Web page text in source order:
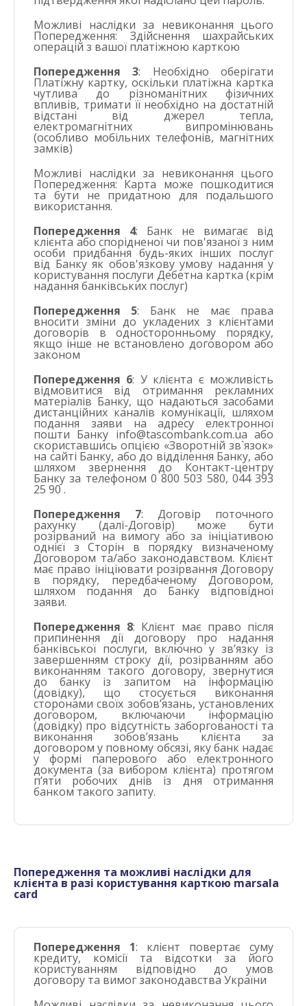
Можливі наслідки за невиконання цього
Попередження: Здійснення шахрайських
операцій з вашої платіжною карткою
Попередження 3: Необхідно оберігати
Платіжну картку, оскільки платіжна картка
чутлива до різноманітних фізичних
впливів, тримати її необхідно на достатній
відстані від джерел тепла,
електромагнітних випромінювань
(особливо мобільних телефонів, магнітних
замків)
Можливі наслідки за невиконання цього
Попередження: Карта може пошкодитися
та бути не придатною для подальшого
використання.
Попередження 4: Банк не вимагає від
клієнта або спорідненої чи пов'язаної з ним
особи придбання будь-яких інших послуг
від Банку як обов'язкову умову надання у
користування послуги Дебетна картка (крім
надання банківських послуг)
Попередження 5: Банк не має права
вносити зміни до укладених з клієнтами
договорів в односторонньому порядку,
якщо інше не встановлено договором або
законом
Попередження 6: У клієнта є можливість
відмовитися від отримання рекламних
матеріалів Банку, що надаються засобами
дистанційних каналів комунікації, шляхом
подання заяви на адресу електронної
пошти Банку info@tascombank.com.ua або
скориставшись опцією «Зворотній зв`язок»
на сайті Банку, або до відділення Банку, або
шляхом звернення до Контакт-центру
Банку за телефоном 0 800 503 580, 044 393
25 90 .
Попередження 7: Договір поточного
рахунку (далі-Договір) може бути
розірваний на вимогу або за ініціативою
однієї з Сторін в порядку визначеному
Договором та/або законодавством. Клієнт
має право ініціювати розірвання Договору
в порядку, передбаченому Договором,
шляхом подання до Банку відповідної
заяви.
Попередження 8: Клієнт має право після
припинення дії договору про надання
банківської послуги, включно у зв’язку із
завершенням строку дії, розірванням або
виконанням такого договору, звернутися
до банку із запитом на інформацію
(довідку), що стосується виконання
сторонами своїх зобов’язань, установлених
договором, включаючи інформацію
(довідку) про відсутність заборгованості та
виконання зобов’язань клієнта за
договором у повному обсязі, яку банк надає
у формі паперового або електронного
документа (за вибором клієнта) протягом
п’яти робочих днів із дня отримання
банком такого запиту.
Попередження та можливі наслідки для
клієнта в разі користування карткою marsala
card
Попередження 1: клієнт повертає суму
кредиту, комісії та відсотки за його
користуванням відповідно до умов
договору та вимог законодавства України